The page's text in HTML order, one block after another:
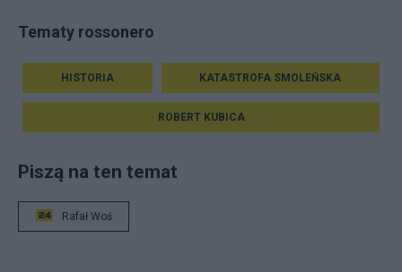
Tematy rossonero
HISTORIA KATASTROFA SMOLEŃSKA
ROBERT KUBICA
Piszą na ten temat
Rafał Woś